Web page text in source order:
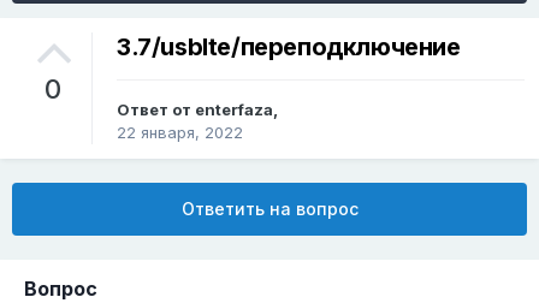
0
3.7/usblte/переподключение
Ответ от enterfaza,
22 января, 2022
Ответить на вопрос
Вопрос